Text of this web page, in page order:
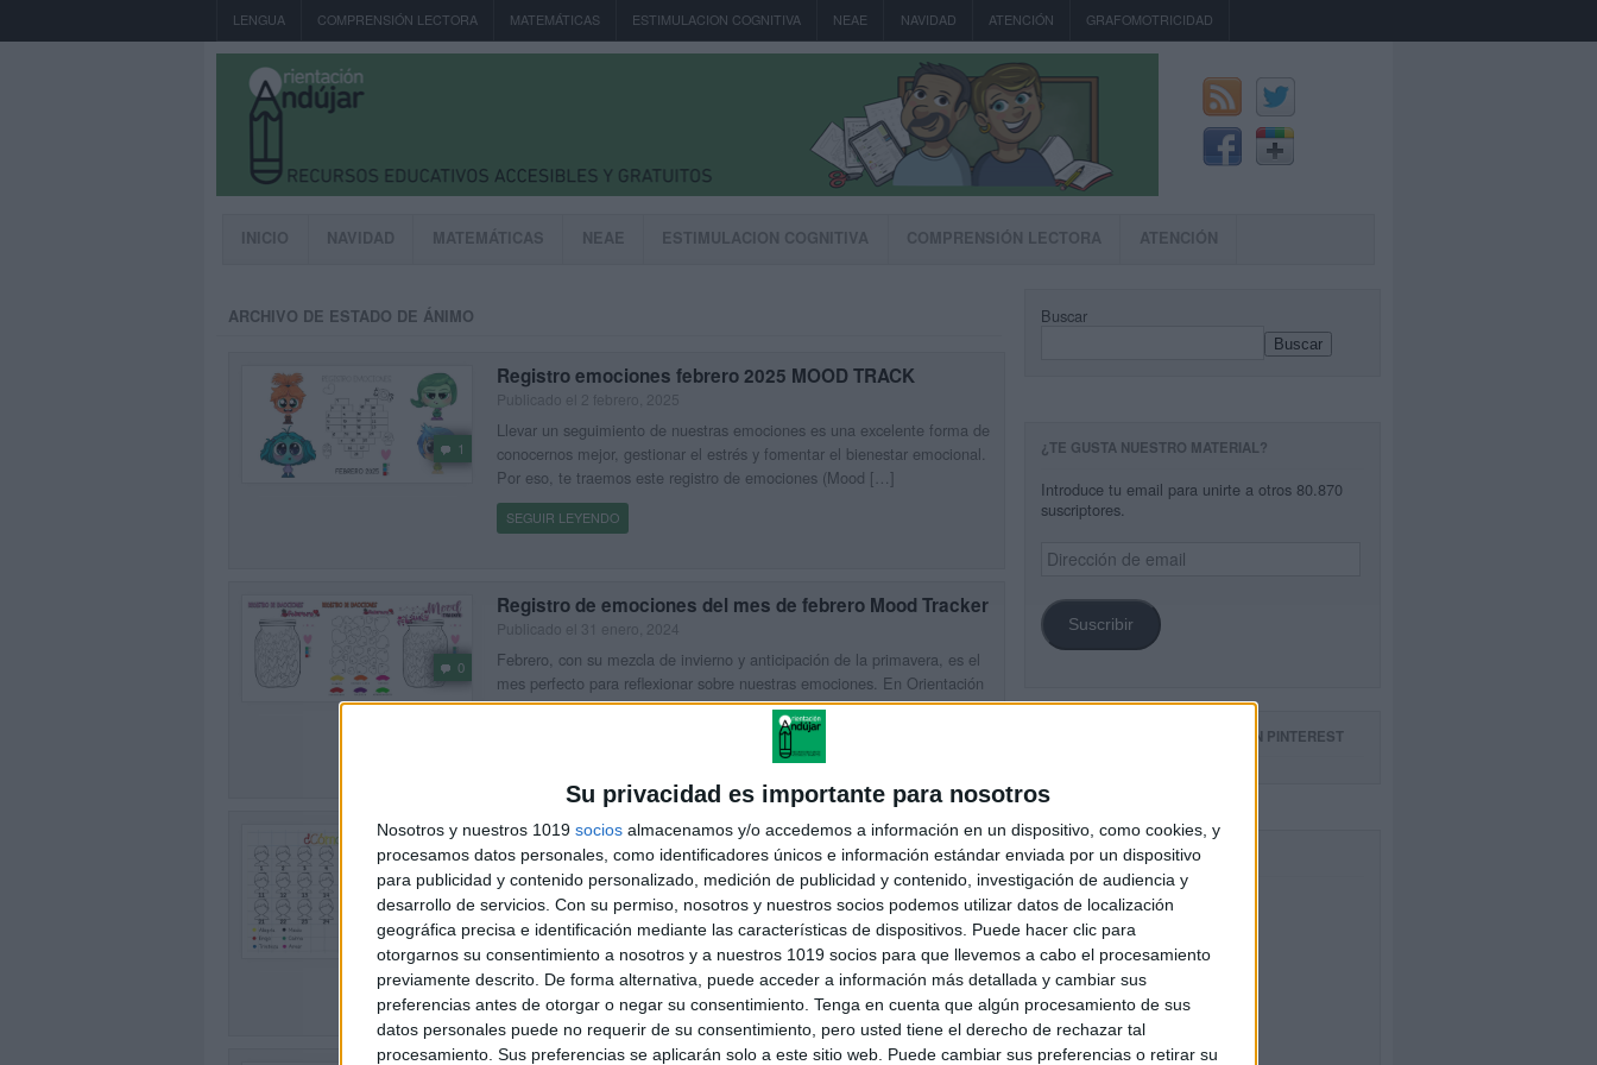
Su privacidad es importante para nosotros
Nosotros y nuestros 1019 socios almacenamos y/o accedemos a información en un dispositivo, como cookies, y
procesamos datos personales, como identificadores únicos e información estándar enviada por un dispositivo
para publicidad y contenido personalizado, medición de publicidad y contenido, investigación de audiencia y
desarrollo de servicios. Con su permiso, nosotros y nuestros socios podemos utilizar datos de localización
geográfica precisa e identificación mediante las características de dispositivos. Puede hacer clic para
otorgarnos su consentimiento a nosotros y a nuestros 1019 socios para que llevemos a cabo el procesamiento
previamente descrito. De forma alternativa, puede acceder a información más detallada y cambiar sus
preferencias antes de otorgar o negar su consentimiento. Tenga en cuenta que algún procesamiento de sus
datos personales puede no requerir de su consentimiento, pero usted tiene el derecho de rechazar tal
procesamiento. Sus preferencias se aplicarán solo a este sitio web. Puede cambiar sus preferencias o retirar su
LENGUA COMPRENSIÓN LECTORA MATEMÁTICAS ESTIMULACION COGNITIVA NEAE NAVIDAD ATENCIÓN GRAFOMOTRICIDAD
INICIO NAVIDAD MATEMÁTICAS NEAE ESTIMULACION COGNITIVA COMPRENSIÓN LECTORA ATENCIÓN
ARCHIVO DE ESTADO DE ÁNIMO
1
Registro emociones febrero 2025 MOOD TRACK
Llevar un seguimiento de nuestras emociones es una excelente forma de
conocernos mejor, gestionar el estrés y fomentar el bienestar emocional.
Por eso, te traemos este registro de emociones (Mood […]
SEGUIR LEYENDO
0
Registro de emociones del mes de febrero Mood Tracker
Publicado el 31 enero, 2024
Febrero, con su mezcla de invierno y anticipación de la primavera, es el
mes perfecto para reflexionar sobre nuestras emociones. En Orientación
Andújar, te proponemos un «Mood Tracker» o registro […]
1
Ficha de trabajo emocional como te sientes febrero 2024
Publicado el 30 enero, 2024
Febrero puede ser un mes de emociones variadas, desde la alegría del
Día de San Valentín hasta la tranquilidad de los días invernales. En
Orientación Andújar, hemos creado una ficha […]
SEGUIR LEYENDO
Buscar
Buscar
¿TE GUSTA NUESTRO MATERIAL?
Introduce tu email para unirte a otros 80.870
suscriptores.
Dirección
de
Suscribir
SIGUE NUESTROS TABLEROS EN PINTEREST
FACEBOOK